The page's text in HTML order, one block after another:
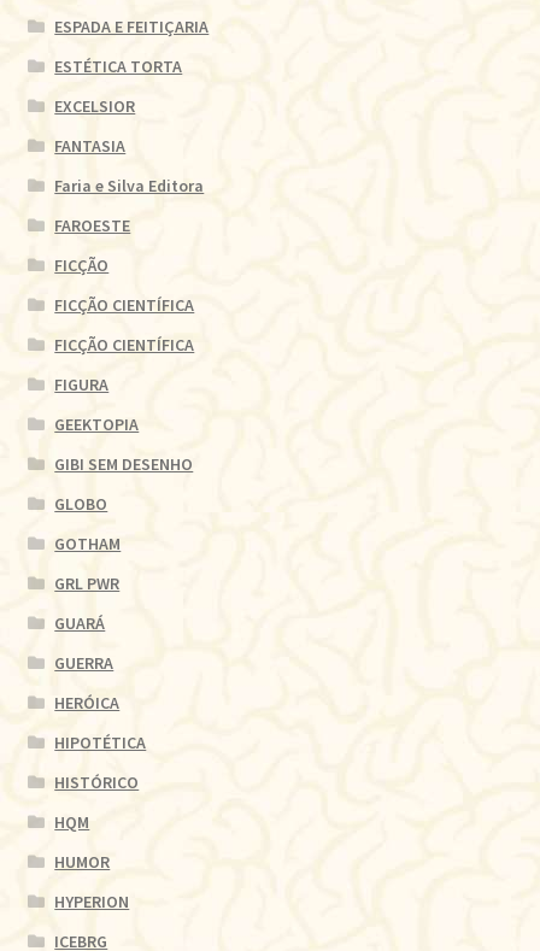
ESPADA E FEITIÇARIA
ESTÉTICA TORTA
EXCELSIOR
FANTASIA
Faria e Silva Editora
FAROESTE
FICÇÃO
FICÇÃO CIENTÍFICA
FICÇÃO CIENTÍFICA
FIGURA
GEEKTOPIA
GIBI SEM DESENHO
GLOBO
GOTHAM
GRL PWR
GUARÁ
GUERRA
HERÓICA
HIPOTÉTICA
HISTÓRICO
HQM
HUMOR
HYPERION
ICEBRG